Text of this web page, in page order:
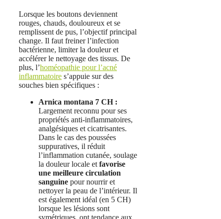
Lorsque les boutons deviennent
rouges, chauds, douloureux et se
remplissent de pus, l’objectif principal
change. Il faut freiner l’infection
bactérienne, limiter la douleur et
accélérer le nettoyage des tissus. De
plus, l’homéopathie pour l’acné
inflammatoire s’appuie sur des
souches bien spécifiques :
Arnica montana 7 CH :
Largement reconnu pour ses
propriétés anti-inflammatoires,
analgésiques et cicatrisantes.
Dans le cas des poussées
suppuratives, il réduit
l’inflammation cutanée, soulage
la douleur locale et favorise
une meilleure circulation
sanguine pour nourrir et
nettoyer la peau de l’intérieur. Il
est également idéal (en 5 CH)
lorsque les lésions sont
symétriques, ont tendance aux